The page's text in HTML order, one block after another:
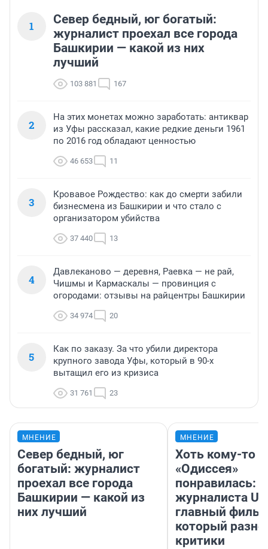
1
Север бедный, юг богатый:
журналист проехал все города
Башкирии — какой из них
лучший
103 881 167
2
На этих монетах можно заработать: антиквар
из Уфы рассказал, какие редкие деньги 1961
по 2016 год обладают ценностью
46 653 11
3
Кровавое Рождество: как до смерти забили
бизнесмена из Башкирии и что стало с
организатором убийства
37 440 13
4
Давлеканово — деревня, Раевка — не рай,
Чишмы и Кармаскалы — провинция с
огородами: отзывы на райцентры Башкирии
34 974 20
5
Как по заказу. За что убили директора
крупного завода Уфы, который в 90-х
вытащил его из кризиса
31 761 23
МНЕНИЕ
Север бедный, юг
богатый: журналист
проехал все города
Башкирии — какой из
них лучший
МНЕНИЕ
Хоть кому-то
«Одиссея»
понравилась:
журналиста
главный
который
критики